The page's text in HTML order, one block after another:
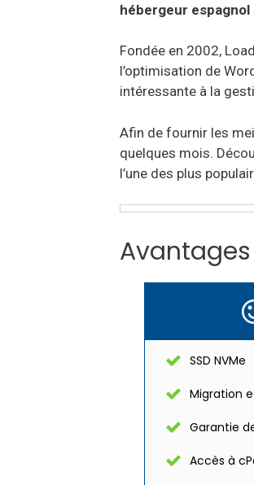
hébergeur espagnol
Fondée en 2002,
l’optimisation de
intéressante à la
Afin de fournir les
quelques mois.
l’une des plus
SSD NVMe
Migration
Garantie
Accès à